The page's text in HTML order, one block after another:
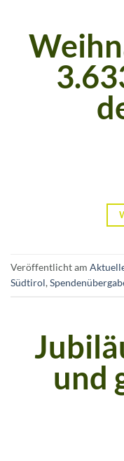
Veröffentlicht am
Südtirol,
und